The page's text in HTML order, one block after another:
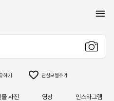
하기 관심모델추가
물 사진 영상 인스타그램